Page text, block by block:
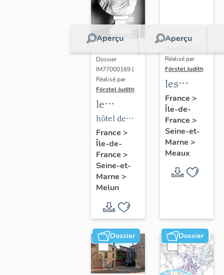
Aperçu
Dossier
IM77000169 |
Réalisé par
Förstel Judith
le
mobilier
de l'hôtel
de ville
hôtel de
ville
France >
Île-de-
France >
Seine-et-
Marne >
Melun
Aperçu
Dossier
Réalisé par
Förstel Judith
les
maisons
et
immeubles
de
Meaux
France >
Île-de-
France >
Seine-et-
Marne >
Meaux
Dossier Dossier